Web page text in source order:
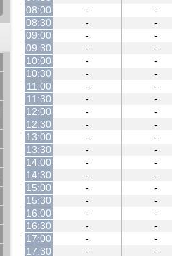
08:00
-
-
08:30
-
-
09:00
-
-
09:30
-
-
10:00
-
-
10:30
-
-
11:00
-
-
11:30
-
-
12:00
-
-
12:30
-
-
13:00
-
-
13:30
-
-
14:00
-
-
14:30
-
-
15:00
-
-
15:30
-
-
16:00
-
-
16:30
-
-
17:00
-
-
17:30
-
-